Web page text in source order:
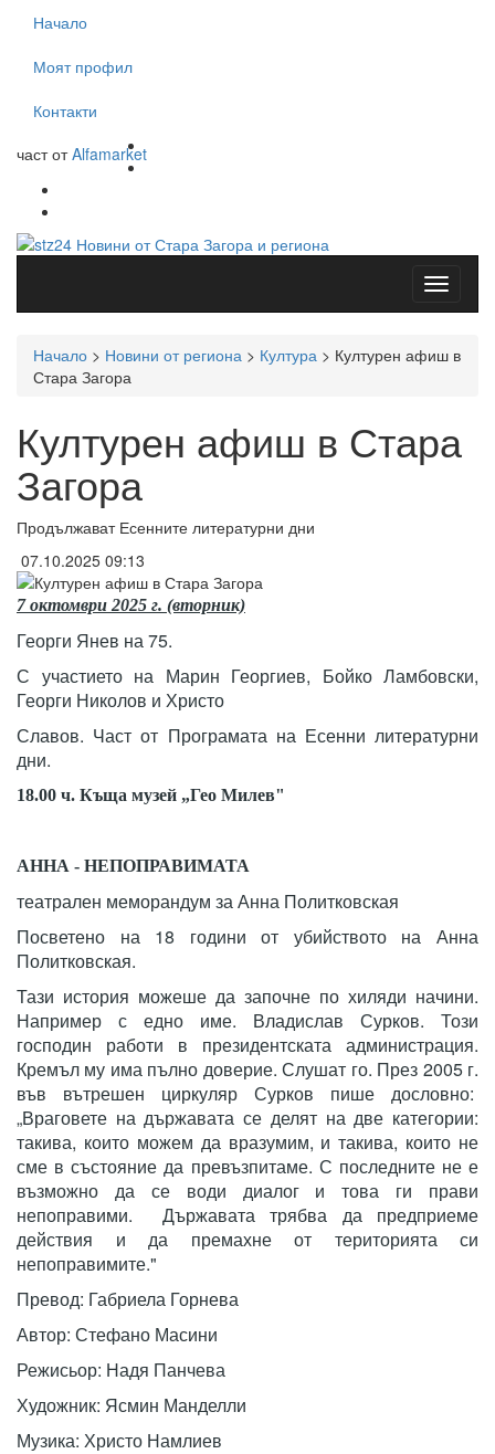
Начало
Моят профил
Контакти
част отAlfamarket
Начало > Новини от региона > Култура > Културен афиш в
Стара Загора
Културен афиш в Стара
Загора
Продължават Есенните литературни дни
07.10.2025 09:13
7 октомври 2025 г. (вторник)
Георги Янев на 75.
С участието на Марин Георгиев, Бойко Ламбовски,
Георги Николов и Христо
Славов. Част от Програмата на Есенни литературни
дни.
18.00 ч. Къща музей „Гео Милев"
АННА - НЕПОПРАВИМАТА
театрален меморандум за Анна Политковская
Посветено на 18 години от убийството на Анна
Политковская.
Тази история можеше да започне по хиляди начини.
Например с едно име. Владислав Сурков. Този
господин работи в президентската администрация.
Кремъл му има пълно доверие. Слушат го. През 2005 г.
във вътрешен циркуляр Сурков пише дословно:
„Враговете на държавата се делят на две категории:
такива, които можем да вразумим, и такива, които не
сме в състояние да превъзпитаме. С последните не е
възможно да се води диалог и това ги прави
непоправими. Държавата трябва да предприеме
действия и да премахне от територията си
непоправимите."
Превод: Габриела Горнева
Автор: Стефано Масини
Режисьор: Надя Панчева
Художник: Ясмин Манделли
Музика: Христо Намлиев